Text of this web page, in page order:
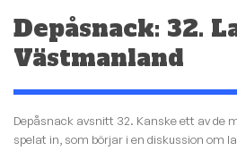
Depåsnack: 32.
Västmanland
Depåsnack avsnitt 32. Kanske ett av de
spelat in, som börjar i en diskussion om